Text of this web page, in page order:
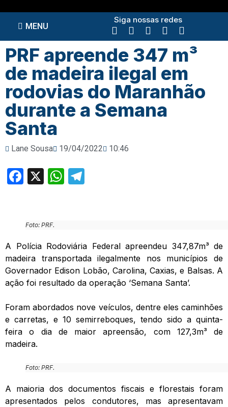
MENU
Siga nossas redes
PRF apreende 347 m³
de madeira ilegal em
rodovias do Maranhão
durante a Semana
Santa
Lane Sousa 19/04/2022 10:46
Facebook
X WhatsApp
Foto: PRF.
A Polícia Rodoviária Federal apreendeu 347,87m³ de
madeira transportada ilegalmente nos municípios de
Governador Edison Lobão, Carolina, Caxias, e Balsas. A
ação foi resultado da operação ‘Semana Santa’.
Foram abordados nove veículos, dentre eles caminhões
e carretas, e 10 semirreboques, tendo sido a quinta-
feira o dia de maior apreensão, com 127,3m³ de
madeira.
Foto: PRF.
A maioria dos documentos fiscais e florestais foram
apresentados pelos condutores, mas apresentavam